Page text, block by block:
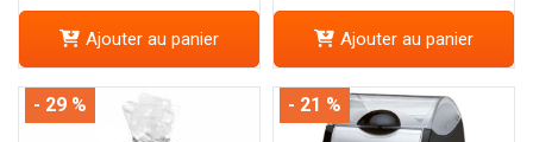
Ajouter au panier Ajouter au panier
- 29 % - 21 %